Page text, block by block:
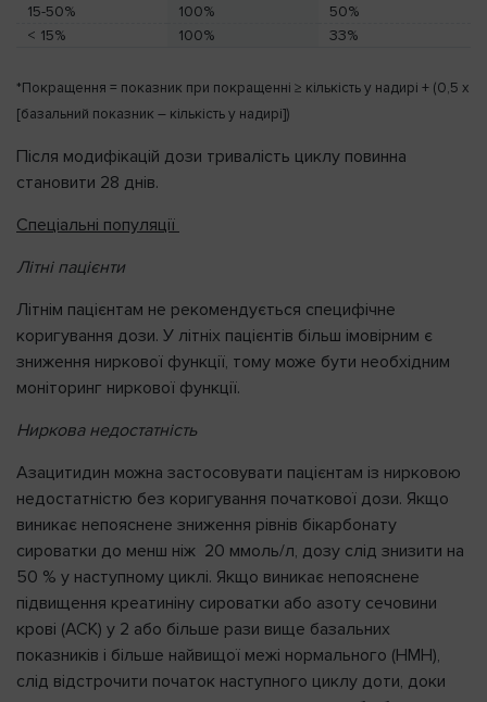
15-50%
100%
50%
< 15%
100% 33%
*Покращення = показник при покращенні ≥ кількість у надирі + (0,5 x
[базальний показник – кількість у надирі])
Після модифікацій дози тривалість циклу повинна
становити 28 днів.
Спеціальні популяції
Літні пацієнти
Літнім пацієнтам не рекомендується специфічне
коригування дози. У літніх пацієнтів більш імовірним є
зниження ниркової функції, тому може бути необхідним
моніторинг ниркової функції.
Ниркова недостатність
Азацитидин можна застосовувати пацієнтам із нирковою
недостатністю без коригування початкової дози. Якщо
виникає непояснене зниження рівнів бікарбонату
сироватки до менш ніж 20 ммоль/л, дозу слід знизити на
50 % у наступному циклі. Якщо виникає непояснене
підвищення креатиніну сироватки або азоту сечовини
крові (АСК) у 2 або більше рази вище базальних
показників і більше найвищої межі нормального (НМН),
слід відстрочити початок наступного циклу доти, доки